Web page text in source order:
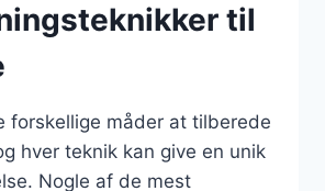
til
forskellige måder at tilberede
hver teknik kan give en unik
Nogle af de mest